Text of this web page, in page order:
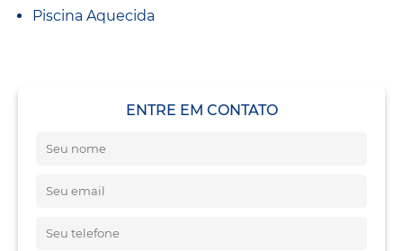
Piscina Aquecida
ENTRE EM CONTATO